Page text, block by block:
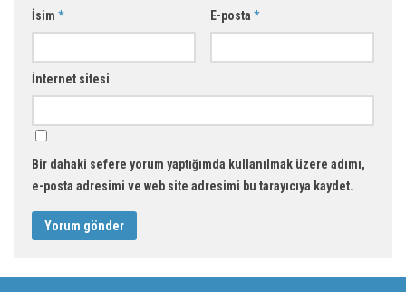
İsim * E-posta *
İnternet sitesi
Bir dahaki sefere yorum yaptığımda kullanılmak üzere adımı,
e-posta adresimi ve web site adresimi bu tarayıcıya kaydet.